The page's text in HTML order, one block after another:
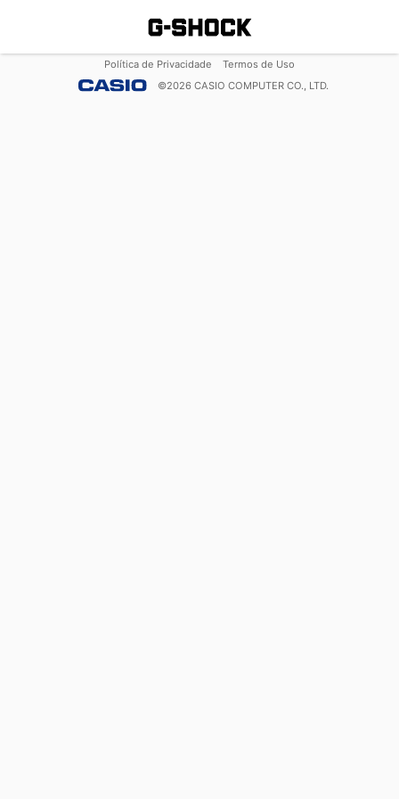
Política de Privacidade
Termos de Uso
©2026 CASIO COMPUTER CO., LTD.